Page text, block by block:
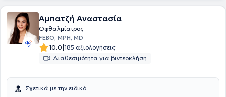
Αμπατζή Αναστασία
Οφθαλμίατρος
FEBO, MPH, MD
10.0|185 αξιολογήσεις
Διαθεσιμότητα για βιντεοκλήση
Σχετικά με την ειδικό